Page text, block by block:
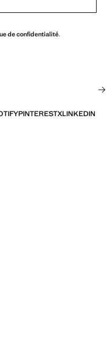
de confidentialité.
PINTERESTXLINKEDIN